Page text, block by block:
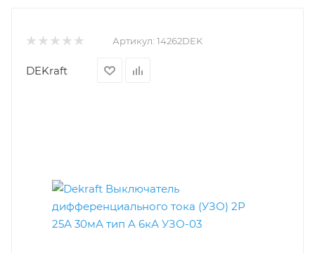
Артикул: 14262DEK
DEKraft